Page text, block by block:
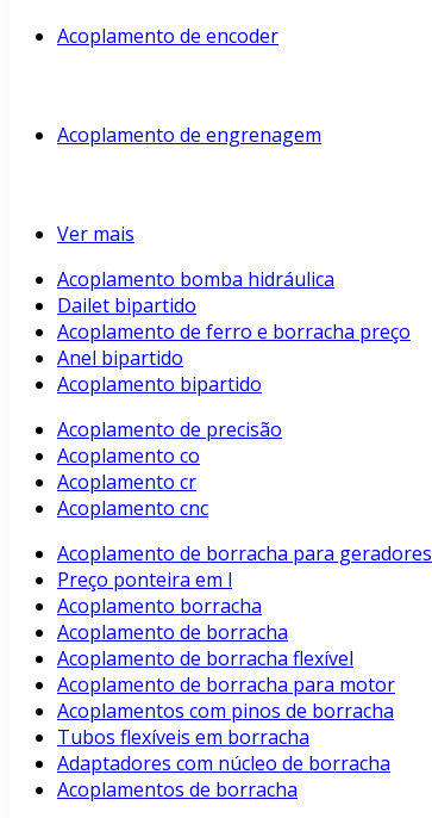
Acoplamento de encoder
Acoplamento de engrenagem
Ver mais
Acoplamento bomba hidráulica
Dailet bipartido
Acoplamento de ferro e borracha preço
Anel bipartido
Acoplamento bipartido
Acoplamento de precisão
Acoplamento co
Acoplamento cr
Acoplamento cnc
Acoplamento de borracha para geradores
Preço ponteira em l
Acoplamento borracha
Acoplamento de borracha
Acoplamento de borracha flexível
Acoplamento de borracha para motor
Acoplamentos com pinos de borracha
Tubos flexíveis em borracha
Adaptadores com núcleo de borracha
Acoplamentos de borracha